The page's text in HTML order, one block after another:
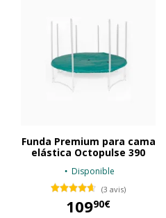
Funda Premium para cama
elástica Octopulse 390
Disponible
(3 avis)
10990€